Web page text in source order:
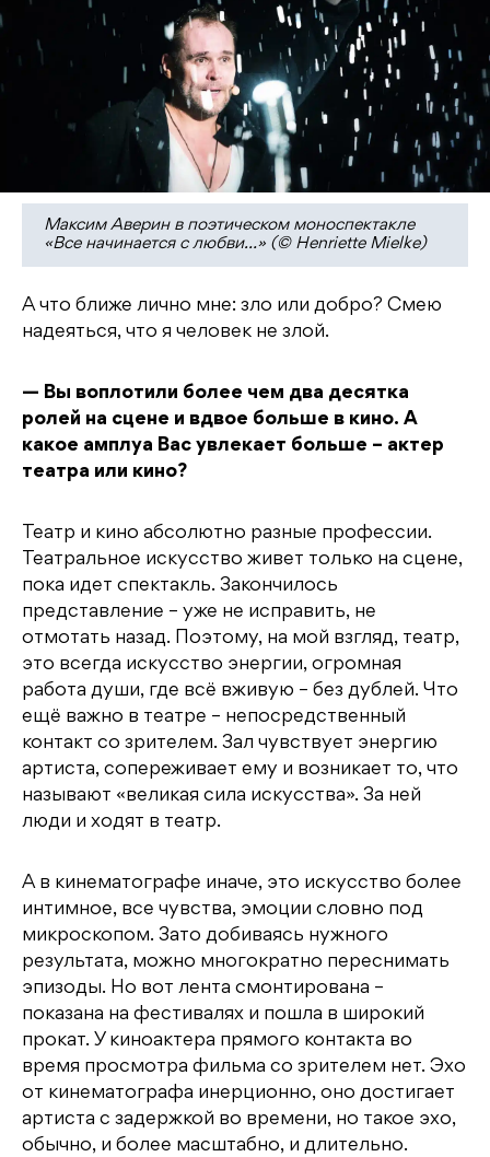
Максим Аверин в поэтическом моноспектакле
«Все начинается с любви…» (© Henriette Mielke)
А что ближе лично мне: зло или добро? Смею
надеяться, что я человек не злой.
— Вы воплотили более чем два десятка
ролей на сцене и вдвое больше в кино. А
какое амплуа Вас увлекает больше – актер
театра или кино?
Театр и кино абсолютно разные профессии.
Театральное искусство живет только на сцене,
пока идет спектакль. Закончилось
представление – уже не исправить, не
отмотать назад. Поэтому, на мой взгляд, театр,
это всегда искусство энергии, огромная
работа души, где всё вживую – без дублей. Что
ещё важно в театре – непосредственный
контакт со зрителем. Зал чувствует энергию
артиста, сопереживает ему и возникает то, что
называют «великая сила искусства». За ней
люди и ходят в театр.
А в кинематографе иначе, это искусство более
интимное, все чувства, эмоции словно под
микроскопом. Зато добиваясь нужного
результата, можно многократно переснимать
эпизоды. Но вот лента смонтирована –
показана на фестивалях и пошла в широкий
прокат. У киноактера прямого контакта во
время просмотра фильма со зрителем нет. Эхо
от кинематографа инерционно, оно достигает
артиста с задержкой во времени, но такое эхо,
обычно, и более масштабно, и длительно.